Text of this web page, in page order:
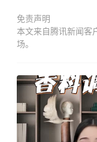
免责声明
本文来自腾讯新闻客
场。